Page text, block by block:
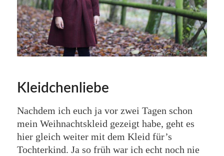
Kleidchenliebe
Nachdem ich euch ja vor zwei Tagen schon
mein Weihnachtskleid gezeigt habe, geht es
hier gleich weiter mit dem Kleid für’s
Tochterkind. Ja so früh war ich echt noch nie